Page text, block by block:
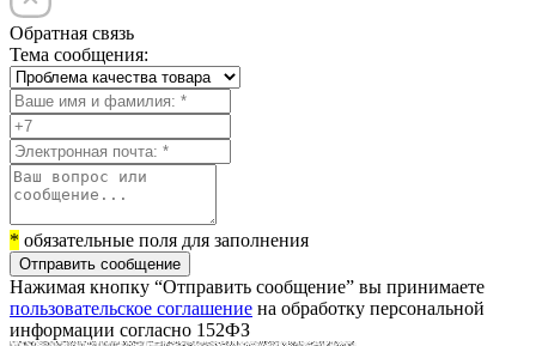
Обратная связь
Тема сообщения:
* обязательные поля для заполнения
Отправить сообщение
Нажимая кнопку “Отправить сообщение” вы принимаете
пользовательское соглашение на обработку персональной
информации согласно 152ФЗ